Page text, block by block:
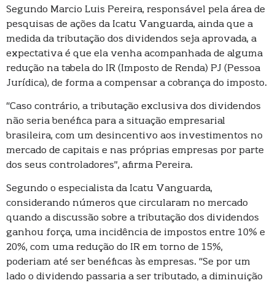
Segundo Marcio Luis Pereira, responsável pela área de
pesquisas de ações da Icatu Vanguarda, ainda que a
medida da tributação dos dividendos seja aprovada, a
expectativa é que ela venha acompanhada de alguma
redução na tabela do IR (Imposto de Renda) PJ (Pessoa
Jurídica), de forma a compensar a cobrança do imposto.
“Caso contrário, a tributação exclusiva dos dividendos
não seria benéfica para a situação empresarial
brasileira, com um desincentivo aos investimentos no
mercado de capitais e nas próprias empresas por parte
dos seus controladores”, afirma Pereira.
Segundo o especialista da Icatu Vanguarda,
considerando números que circularam no mercado
quando a discussão sobre a tributação dos dividendos
ganhou força, uma incidência de impostos entre 10% e
20%, com uma redução do IR em torno de 15%,
poderiam até ser benéficas às empresas. “Se por um
lado o dividendo passaria a ser tributado, a diminuição